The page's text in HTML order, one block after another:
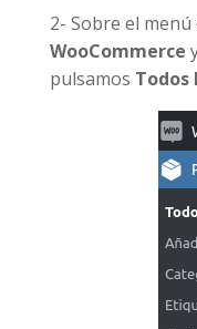
2- Sobre el
WooCommerce
pulsamos Todos